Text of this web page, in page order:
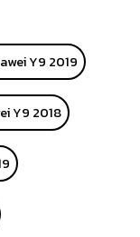
Y9 2019
Y9 2018